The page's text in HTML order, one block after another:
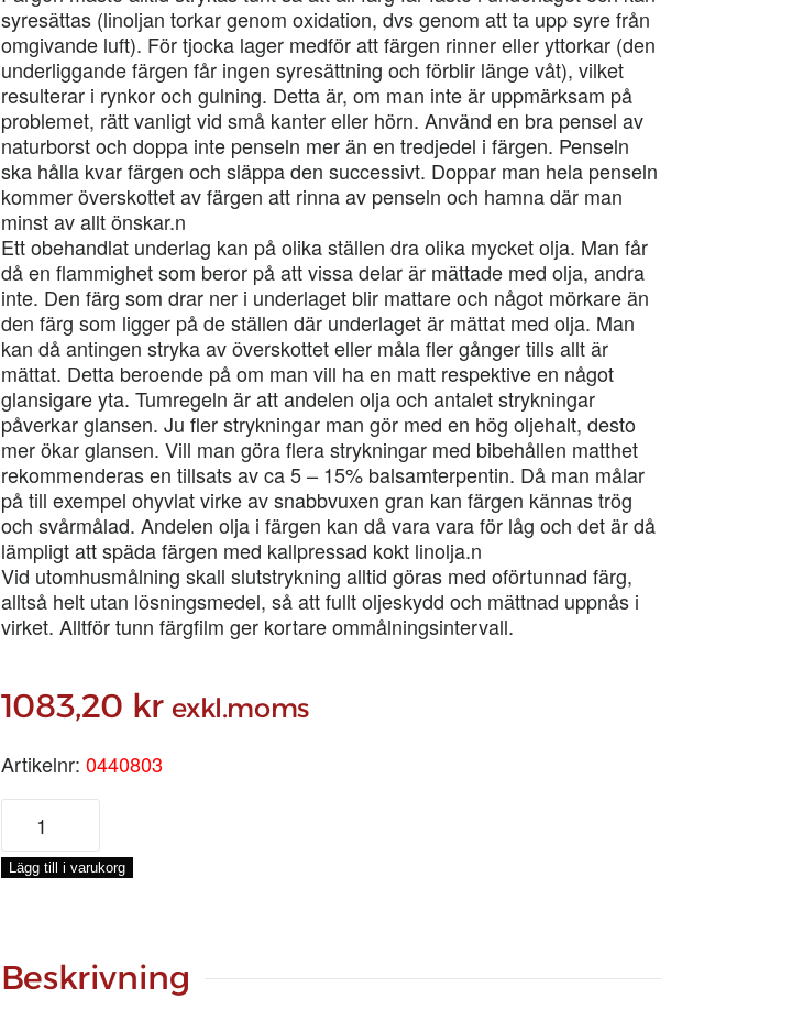
syresättas (linoljan torkar genom oxidation, dvs genom att ta upp syre från
omgivande luft). För tjocka lager medför att färgen rinner eller yttorkar (den
underliggande färgen får ingen syresättning och förblir länge våt), vilket
resulterar i rynkor och gulning. Detta är, om man inte är uppmärksam på
problemet, rätt vanligt vid små kanter eller hörn. Använd en bra pensel av
naturborst och doppa inte penseln mer än en tredjedel i färgen. Penseln
ska hålla kvar färgen och släppa den successivt. Doppar man hela penseln
kommer överskottet av färgen att rinna av penseln och hamna där man
minst av allt önskar.n
Ett obehandlat underlag kan på olika ställen dra olika mycket olja. Man får
då en flammighet som beror på att vissa delar är mättade med olja, andra
inte. Den färg som drar ner i underlaget blir mattare och något mörkare än
den färg som ligger på de ställen där underlaget är mättat med olja. Man
kan då antingen stryka av överskottet eller måla fler gånger tills allt är
mättat. Detta beroende på om man vill ha en matt respektive en något
glansigare yta. Tumregeln är att andelen olja och antalet strykningar
påverkar glansen. Ju fler strykningar man gör med en hög oljehalt, desto
mer ökar glansen. Vill man göra flera strykningar med bibehållen matthet
rekommenderas en tillsats av ca 5 – 15% balsamterpentin. Då man målar
på till exempel ohyvlat virke av snabbvuxen gran kan färgen kännas trög
och svårmålad. Andelen olja i färgen kan då vara vara för låg och det är då
lämpligt att späda färgen med kallpressad kokt linolja.n
Vid utomhusmålning skall slutstrykning alltid göras med oförtunnad färg,
alltså helt utan lösningsmedel, så att fullt oljeskydd och mättnad uppnås i
virket. Alltför tunn färgfilm ger kortare ommålningsintervall.
1083,20 kr exkl.moms
Artikelnr: 0440803
ENETORPET
BASFÄRG
ANTIKGRÅ
MÖRK,
mängd
Lägg till i varukorg
Beskrivning